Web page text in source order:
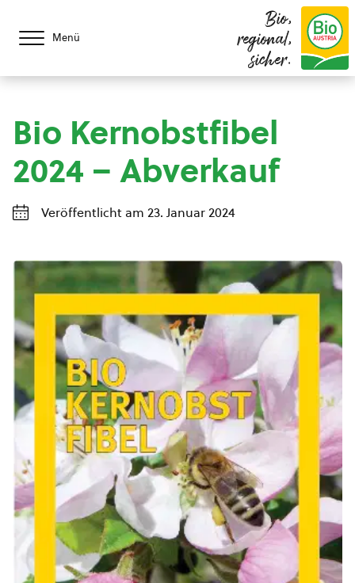
Menü
Bio,
regional,
sicher.
Bio Kernobstfibel
2024 – Abverkauf
Veröffentlicht am 23. Januar 2024